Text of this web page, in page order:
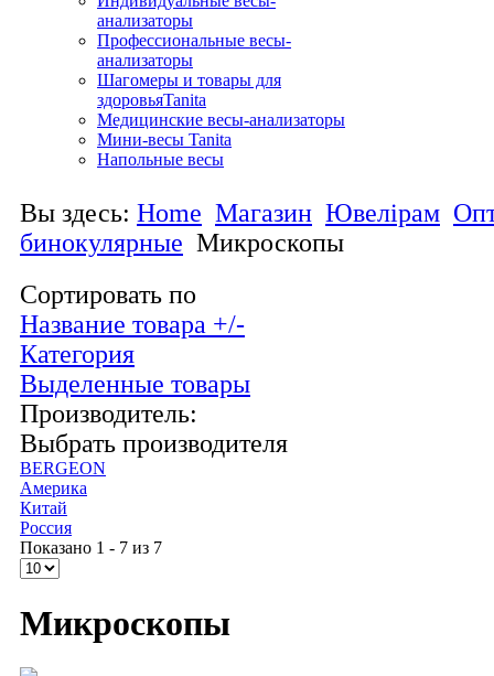
анализаторы
Профессиональные весы-
анализаторы
Шагомеры и товары для
здоровьяTanita
Медицинские весы-анализаторы
Мини-весы Tanita
Напольные весы
Вы здесь: Home Магазин Ювелірам
бинокулярные Микроскопы
Сортировать по
Название товара +/-
Категория
Выделенные товары
Производитель:
Выбрать производителя
BERGEON
Америка
Китай
Россия
Показано 1 - 7 из 7
Микроскопы